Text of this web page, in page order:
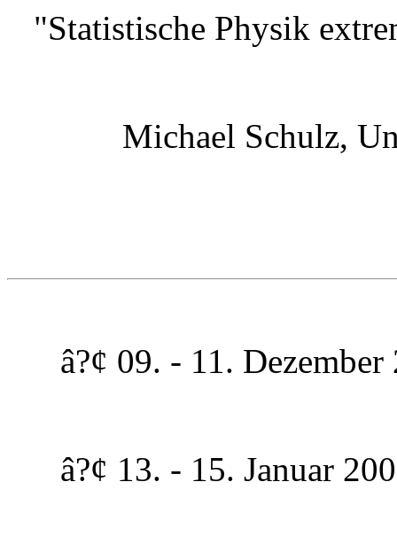
"Statistische Physik
Michael Schulz,
â?¢ 09. - 11. Dezember
â?¢ 13. - 15. Januar